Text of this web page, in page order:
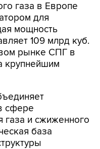
газа в Европе
для
мощность
109 млрд куб.
рынке СПГ в
крупнейшим
сфере
газа и сжиженного
база